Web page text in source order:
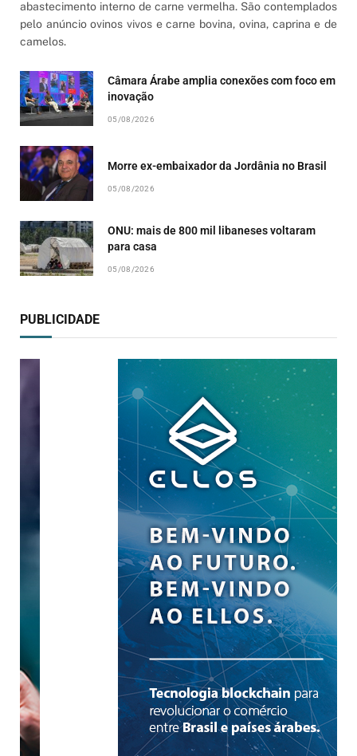
abastecimento interno de carne vermelha. São contemplados
pelo anúncio ovinos vivos e carne bovina, ovina, caprina e de
camelos.
Câmara Árabe amplia conexões com foco em
inovação
05/08/2026
Morre ex-embaixador da Jordânia no Brasil
05/08/2026
ONU: mais de 800 mil libaneses voltaram
para casa
05/08/2026
PUBLICIDADE